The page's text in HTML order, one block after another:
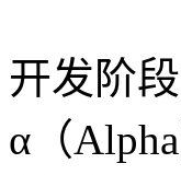
开发阶段
α（